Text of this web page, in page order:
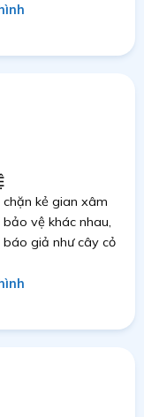
kẻ gian xâm
vệ khác nhau,
giả như cây cỏ